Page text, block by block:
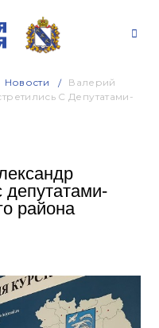
Новости
Валерий
С Депутатами-
депутатами-
района